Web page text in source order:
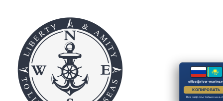
office@river-
КОПИРОВАТЬ
Все запросы только на e-